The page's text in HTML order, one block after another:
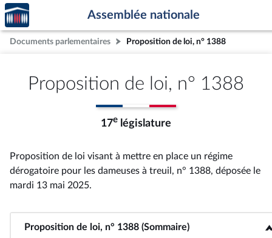
Aller au contenu
Aller en bas de la page
Accèder
à la
page
d'accueil
Assemblée nationale
Documents parlementaires Proposition de loi, n° 1388
Proposition de loi, n° 1388
17e législature
Proposition de loi visant à mettre en place un régime
dérogatoire pour les dameuses à treuil, n° 1388, déposée le
mardi 13 mai 2025.
Proposition de loi, n° 1388 (Sommaire)
<b>Proposition de loi, n° 1388 (Sommaire)</b>